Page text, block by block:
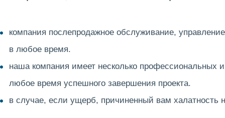
компания послепродажное обслуживание,
в любое время.
наша компания имеет несколько профессиональных и
любое время успешного завершения проекта.
в случае, если ущерб, причиненный вам халатность